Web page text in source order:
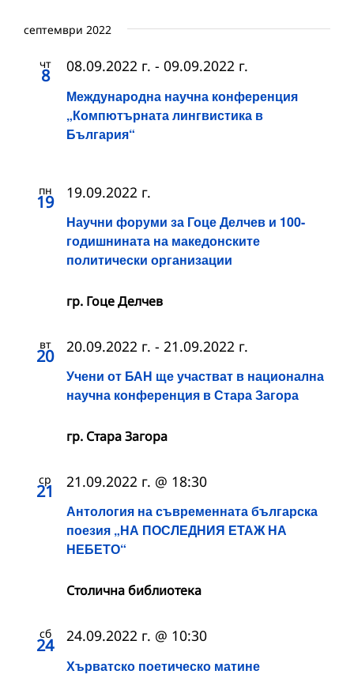
септември 2022
чт
8
Международна научна конференция
„Компютърната лингвистика в
България“
08.09.2022 г. - 09.09.2022 г.
пн
19
Научни форуми за Гоце Делчев и 100-
годишнината на македонските
политически организации
19.09.2022 г.
гр. Гоце Делчев
вт
20
Учени от БАН ще участват в национална
научна конференция в Стара Загора
20.09.2022 г. - 21.09.2022 г.
гр. Стара Загора
ср
21
Антология на съвременната българска
поезия „НА ПОСЛЕДНИЯ ЕТАЖ НА
НЕБЕТО“
21.09.2022 г. @ 18:30
Столична библиотека
сб
24
Хърватско поетическо матине
24.09.2022 г. @ 10:30